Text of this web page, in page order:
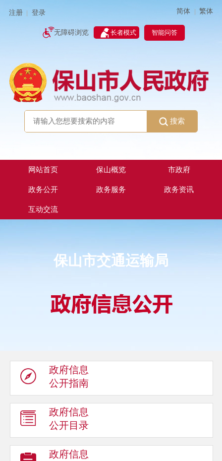
注册 登录 简体 | 繁体
无障碍浏览 长者模式 智能问答
搜索
网站首页 保山概览 市政府
政务公开 政务服务 政务资讯
互动交流
保山市交通运输局
政府信息
公开指南
政府信息
公开目录
政府信息